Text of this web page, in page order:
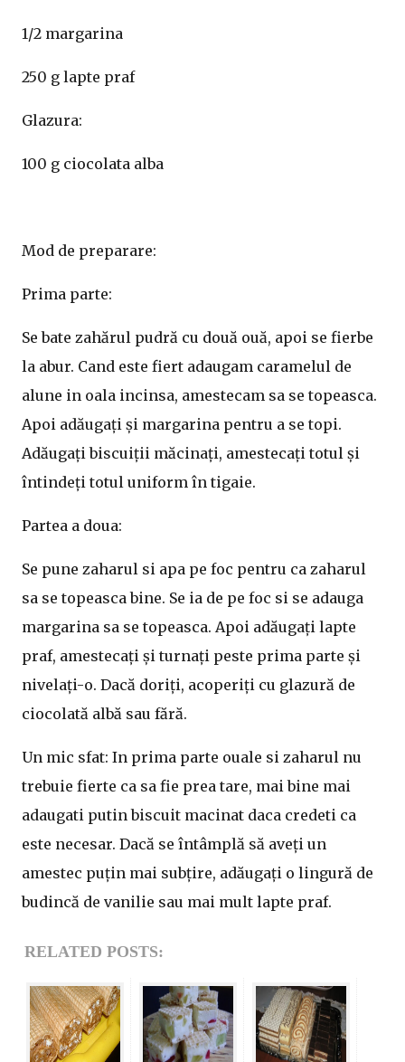
1/2 margarina
250 g lapte praf
Glazura:
100 g ciocolata alba
Mod de preparare:
Prima parte:
Se bate zahărul pudră cu două ouă, apoi se fierbe
la abur. Cand este fiert adaugam caramelul de
alune in oala incinsa, amestecam sa se topeasca.
Apoi adăugați și margarina pentru a se topi.
Adăugați biscuiții măcinați, amestecați totul și
întindeți totul uniform în tigaie.
Partea a doua:
Se pune zaharul si apa pe foc pentru ca zaharul
sa se topeasca bine. Se ia de pe foc si se adauga
margarina sa se topeasca. Apoi adăugați lapte
praf, amestecați și turnați peste prima parte și
nivelați-o. Dacă doriți, acoperiți cu glazură de
ciocolată albă sau fără.
Un mic sfat: In prima parte ouale si zaharul nu
trebuie fierte ca sa fie prea tare, mai bine mai
adaugati putin biscuit macinat daca credeti ca
este necesar. Dacă se întâmplă să aveți un
amestec puțin mai subțire, adăugați o lingură de
budincă de vanilie sau mai mult lapte praf.
RELATED POSTS: